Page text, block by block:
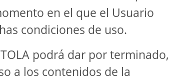
en el que el Usuario
condiciones de uso.
podrá dar por terminado,
a los contenidos de la